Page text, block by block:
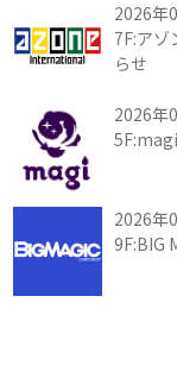
2026年
7F:アゾ
らせ
2026年
2026年
9F:BIG